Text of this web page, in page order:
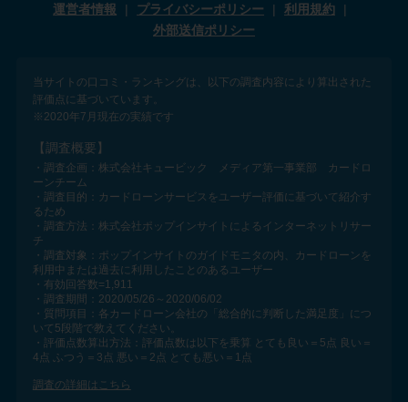
運営者情報 プライバシーポリシー
利用規約
外部送信ポリシー
当サイトの口コミ・ランキングは、以下の調査内容により算出された
評価点に基づいています。
※2020年7月現在の実績です
【調査概要】
・調査企画：株式会社キュービック メディア第一事業部 カードロ
ーンチーム
・調査目的：カードローンサービスをユーザー評価に基づいて紹介す
るため
・調査方法：株式会社ポップインサイトによるインターネットリサー
チ
・調査対象：ポップインサイトのガイドモニタの内、カードローンを
利用中または過去に利用したことのあるユーザー
・有効回答数=1,911
・調査期間：2020/05/26～2020/06/02
・質問項目：各カードローン会社の「総合的に判断した満足度」につ
いて5段階で教えてください。
・評価点数算出方法：評価点数は以下を乗算 とても良い＝5点 良い＝
4点 ふつう＝3点 悪い＝2点 とても悪い＝1点
調査の詳細はこちら